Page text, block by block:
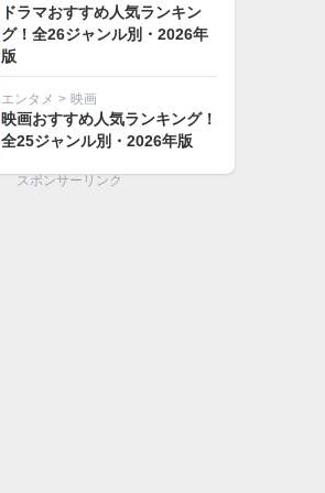
ドラマおすすめ人気ランキン
グ！全26ジャンル別・2026年
版
エンタメ > 映画
映画おすすめ人気ランキング！
全25ジャンル別・2026年版
スポンサーリンク